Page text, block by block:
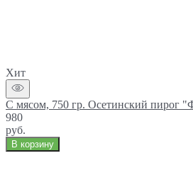
Хит
С мясом, 750 гр. Осетинский пирог
980
руб.
В корзину